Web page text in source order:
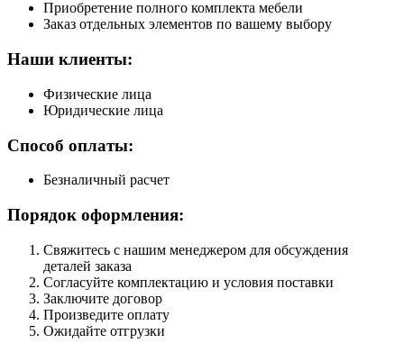
Приобретение полного комплекта мебели
Заказ отдельных элементов по вашему выбору
Наши клиенты:
Физические лица
Юридические лица
Способ оплаты:
Безналичный расчет
Порядок оформления:
Свяжитесь с нашим менеджером для обсуждения
деталей заказа
Согласуйте комплектацию и условия поставки
Заключите договор
Произведите оплату
Ожидайте отгрузки